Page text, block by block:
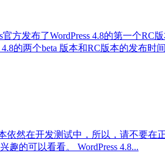
方发布了WordPress 4.8的第一个
的两个beta 版本和RC版本的发布时
依然在开发测试中，所以，请不要在
趣的可以看看。 WordPress 4.8...